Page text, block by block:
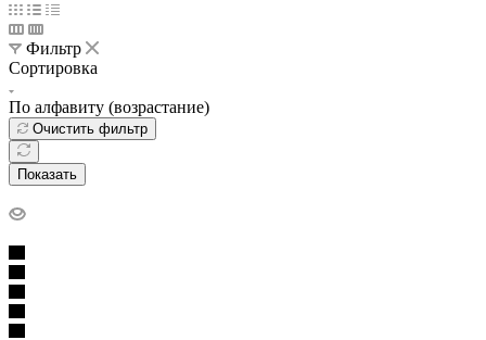
Фильтр
Сортировка
По алфавиту (возрастание)
Очистить фильтр
Показать